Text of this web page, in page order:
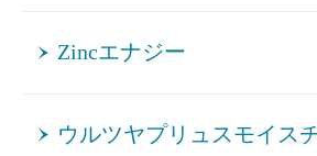
Zincエナジー
ウルツヤプリュスモイス